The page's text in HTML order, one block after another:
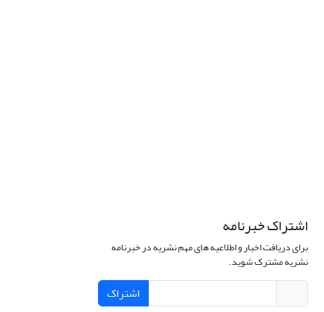
اشتراک خبرنامه
برای دریافت اخبار و اطلاعیه های مهم نشریه در خبرنامه
نشریه مشترک شوید.
اشتراک